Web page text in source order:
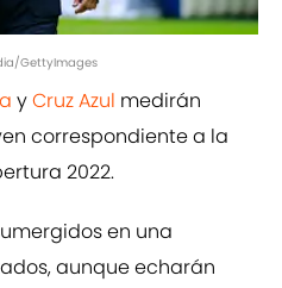
GettyImages
yCruz Azul medirán
correspondiente a la
2022.
en una
aunque echarán